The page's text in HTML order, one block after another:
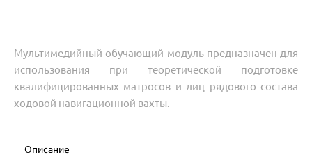
Мультимедийный обучающий модуль предназначен для
использования при теоретической подготовке
квалифицированных матросов и лиц рядового состава
ходовой навигационной вахты.
Описание